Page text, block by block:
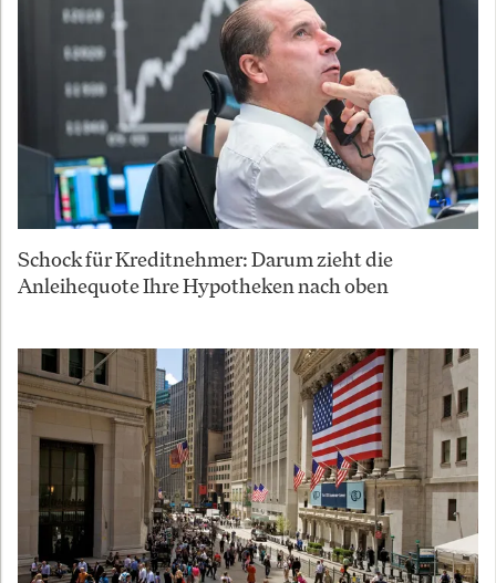
Schock für Kreditnehmer: Darum zieht die
Anleihequote Ihre Hypotheken nach oben